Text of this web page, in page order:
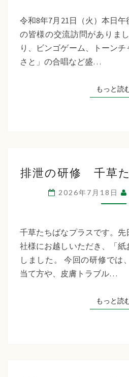
時
制
交
問
令和8年7月21日（火）本日
の皆様の交流訪問がありま
り、ビンゴゲーム、トーン
さと」の合唱など盛…
もっと読
泄
の
研
千
草
た
な
排泄の研修 千草
2026年7月18日
千草たちばなプラスです。
社様にお越しいただき、「
しました。 今回の研修では
当て方や、皮膚トラブル…
もっと読